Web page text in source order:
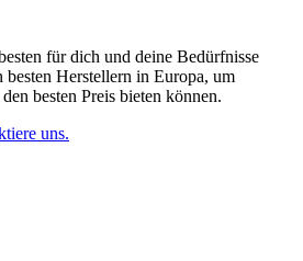
für dich und deine Bedürfnisse
besten Herstellern in Europa, um
besten Preis bieten können.
uns.